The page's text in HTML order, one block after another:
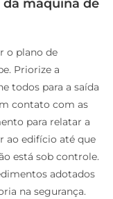
da máquina de
o plano de
Priorize a
todos para a saída
contato com as
para relatar a
ao edifício até que
está sob controle.
adotados
na segurança.